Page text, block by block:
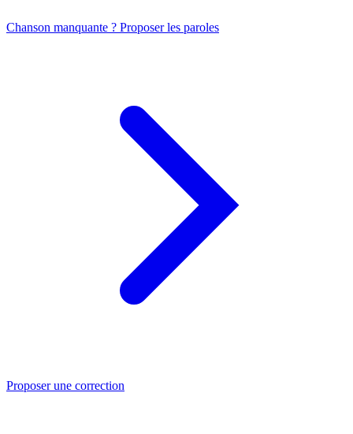
Chanson manquante ? Proposer les paroles
Proposer une correction